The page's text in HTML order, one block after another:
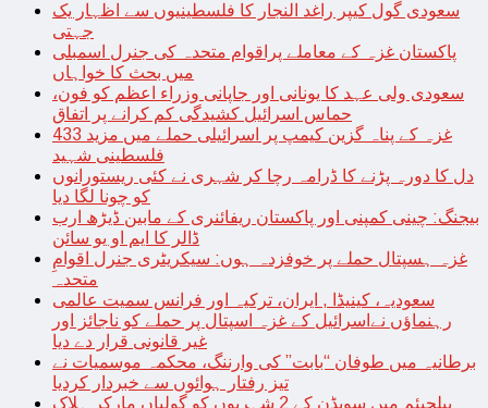
سعودی گول کیپر راغد النجار کا فلسطینیوں سے اظہار یک
جہتی
پاکستان غزہ کے معاملے پراقوام متحدہ کی جنرل اسمبلی
میں بحث کا خواہاں
سعودی ولی عہد کا یونانی اور جاپانی وزراء اعظم کو فون،
حماس اسرائیل کشیدگی کم کرانے پر اتفاق
غزہ کے پناہ گزین کیمپ پر اسرائیلی حملے میں مزید 433
فلسطینی شہید
دل کا دورہ پڑنے کا ڈرامہ رچا کر شہری نے کئی ریستورانوں
کو چونا لگا دیا
بیجنگ: چینی کمپنی اور پاکستان ریفائنری کے مابین ڈیڑھ ارب
ڈالر کا ایم او یو سائن
غزہ ہسپتال حملے پر خوفزدہ ہوں: سیکریٹری جنرل اقوامِ
متحدہ
سعودیہ، کینیڈا , ایران، ترکیہ اور فرانس سمیت عالمی
رہنماؤں نےاسرائیل کے غزہ اسپتال پر حملے کو ناجائز اور
غیر قانونی قرار دے دیا
برطانیہ میں طوفان “بابت” کی وارننگ، محکمہ موسمیات نے
تیز رفتار ہوائوں سے خبردار کردیا
بیلجیئم میں سویڈن کے 2 شہریوں کو گولیاں مارکر ہلاک